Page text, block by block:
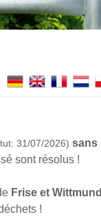
31/07/2026) sans
sont résolus !
Frise et Wittmund
!